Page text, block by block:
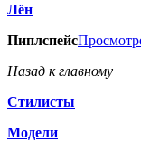
Лён
Пиплспейс
Назад к главному
Стилисты
Модели